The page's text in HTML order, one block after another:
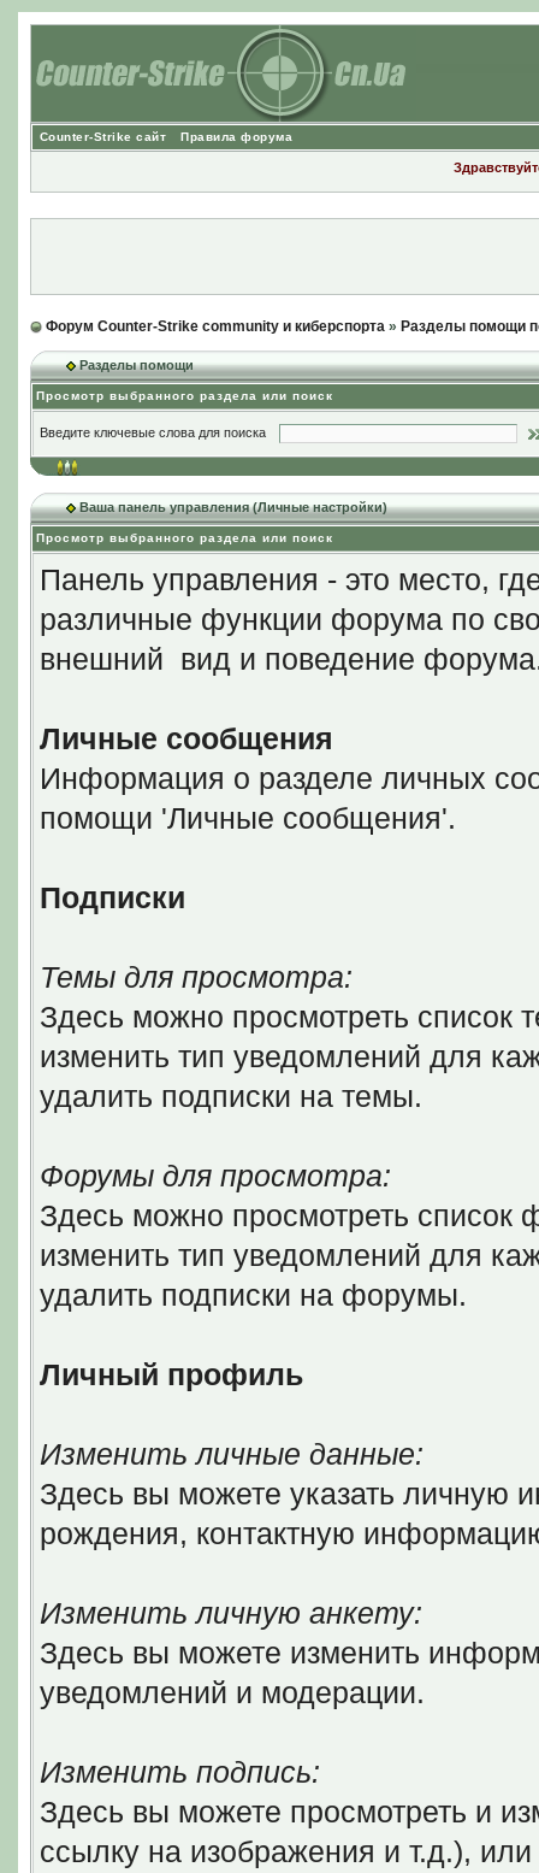
Counter-Strike сайт Правила форума
Форум Counter-Strike community и киберспорта» Разделы помощи
Разделы помощи
Просмотр выбранного раздела или поиск
Введите ключевые слова для поиска
Ваша панель управления (Личные настройки)
Просмотр выбранного раздела или поиск
Панель управления - это место,
различные функции форума по
внешний вид и поведение
Личные сообщения
Информация о разделе личных
помощи 'Личные сообщения'.
Подписки
Темы для просмотра:
Здесь можно просмотреть список
изменить тип уведомлений для
удалить подписки на темы.
Форумы для просмотра:
Здесь можно просмотреть
изменить тип уведомлений для
удалить подписки на форумы.
Личный профиль
Изменить личные данные:
Здесь вы можете указать личную
рождения, контактную
Изменить личную анкету:
Здесь вы можете изменить
уведомлений и модерации.
Изменить подпись:
Здесь вы можете просмотреть и
ссылку на изображения и т.д.),